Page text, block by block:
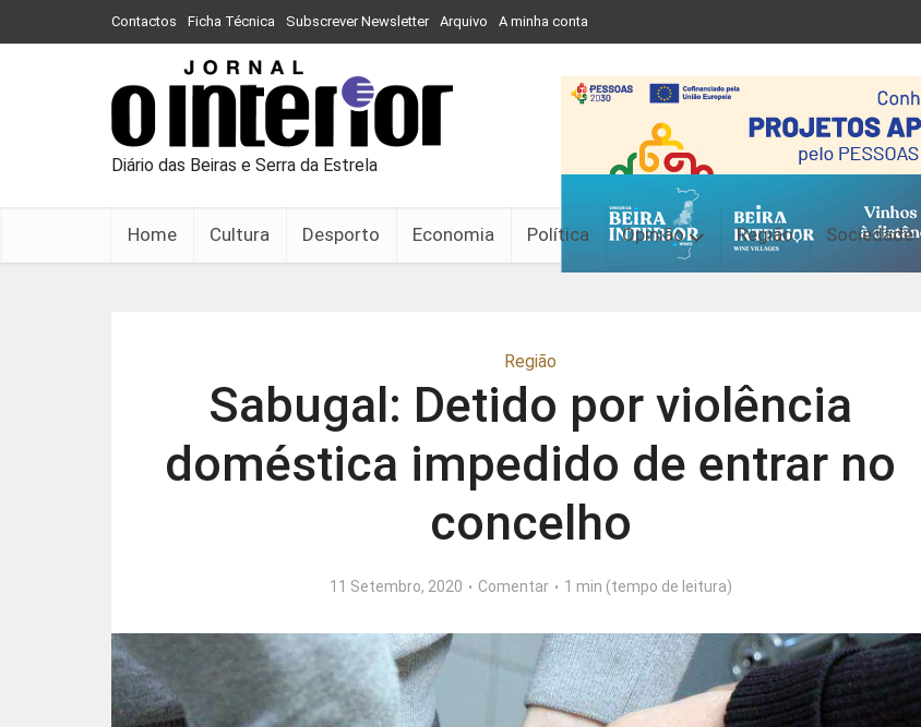
Contactos Ficha Técnica Subscrever Newsletter Arquivo A minha conta
Diário das Beiras e Serra da Estrela
Home Cultura Desporto Economia Política Opinião Região Sociedade
Região
Sabugal: Detido por violência
doméstica impedido de entrar no
concelho
11 Setembro, 2020 Comentar 1 min (tempo de leitura)